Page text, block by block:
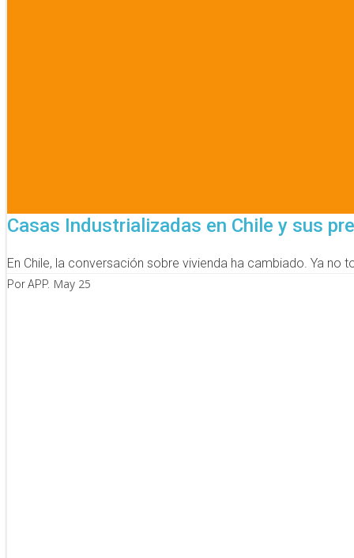
Casas Industrializadas en Chile y sus
En Chile, la conversación sobre vivienda ha cambiado. Ya no
Por APP. May 25